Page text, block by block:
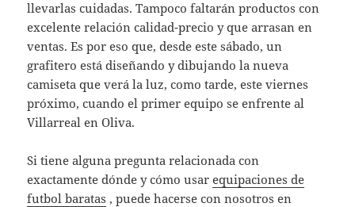
llevarlas cuidadas. Tampoco faltarán productos con
excelente relación calidad-precio y que arrasan en
ventas. Es por eso que, desde este sábado, un
grafitero está diseñando y dibujando la nueva
camiseta que verá la luz, como tarde, este viernes
próximo, cuando el primer equipo se enfrente al
Villarreal en Oliva.
Si tiene alguna pregunta relacionada con
exactamente dónde y cómo usarequipaciones de
futbol baratas , puede hacerse con nosotros en